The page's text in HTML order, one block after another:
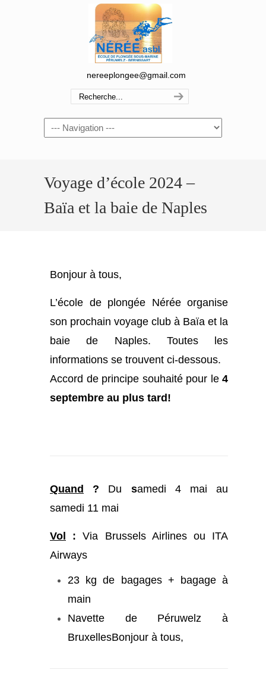
nereeplongee@gmail.com
Navigation
Voyage d’école 2024 –
Baïa et la baie de Naples
Bonjour à tous,
L’école de plongée Nérée organise
son prochain voyage club à Baïa et la
baie de Naples. Toutes les
informations se trouvent ci-dessous.
Accord de principe souhaité pour le4
septembre au plus tard!
Quand ? Du samedi 4 mai au
samedi 11 mai
Vol :Via Brussels Airlines ou ITA
Airways
23 kg de bagages + bagage à
main
Navette de Péruwelz à
BruxellesBonjour à tous,